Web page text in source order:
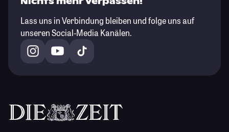
Lass uns in Verbindung bleiben und folge uns auf
unseren Social-Media Kanälen.